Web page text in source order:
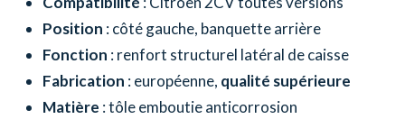
Position : côté gauche, banquette arrière
Fonction : renfort structurel latéral de caisse
Fabrication : européenne, qualité supérieure
Matière : tôle emboutie anticorrosion